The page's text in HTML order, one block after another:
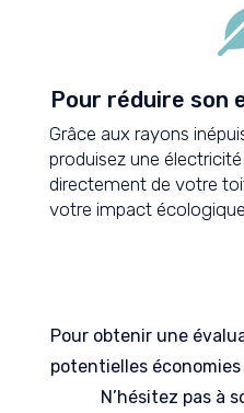
Pour réduire son
Grâce aux rayons
produisez une
directement de votre
votre impact
Pour obtenir une
potentielles
N’hésitez pas à